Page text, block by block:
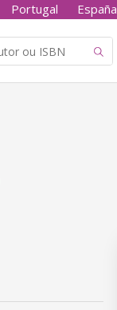
Portugal España